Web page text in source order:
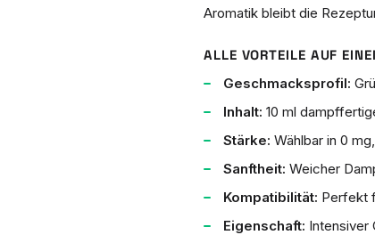
Aromatik bleibt die
ALLE VORTEILE AUF
Geschmacksprofil:
Inhalt: 10 ml
Stärke: Wählbar in 0
Sanftheit: Weicher
Kompatibilität: Perfekt
Eigenschaft: Intensiver